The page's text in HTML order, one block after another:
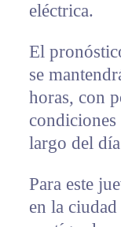
eléctrica.
El
se
horas, con
condiciones
largo del
Para este
en la